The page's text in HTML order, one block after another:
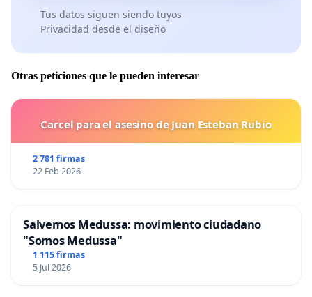
Tus datos siguen siendo tuyos
Privacidad desde el diseño
Otras peticiones que le pueden interesar
Carcel para el asesino de Juan Esteban Rubio
2 781 firmas
22 Feb 2026
Salvemos Medussa: movimiento ciudadano
"Somos Medussa"
1 115 firmas
5 Jul 2026